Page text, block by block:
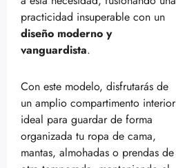
practicidad insuperable con un
diseño moderno y
vanguardista.
Con este modelo, disfrutarás de
un amplio compartimento interior
ideal para guardar de forma
organizada tu ropa de cama,
mantas, almohadas o prendas de